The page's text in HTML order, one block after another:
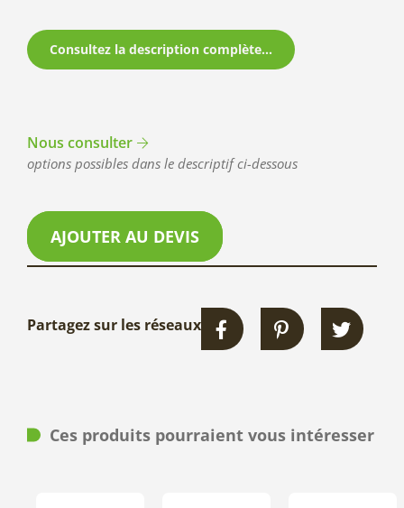
Consultez la description complète...
Nous consulter
options possibles dans le descriptif ci-dessous
AJOUTER AU DEVIS
Partagez sur les réseaux
Ces produits pourraient vous intéresser